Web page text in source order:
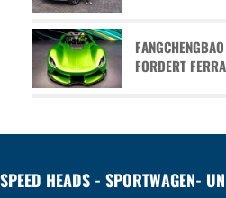
FORDERT
SPEED HEADS - SPORTWAGEN-